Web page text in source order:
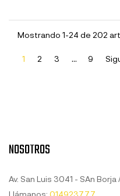
Mostrando 1-24 de 202
1 2 3 … 9
NOSOTROS
Av. San Luis 3041 - SAn
Llámanos: 014923777